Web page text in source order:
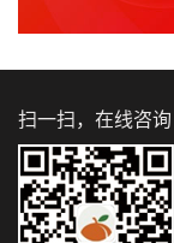
扫一扫，在线咨询